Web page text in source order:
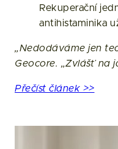
Rekuperační
antihistaminika
„Nedodáváme jen
Geocore. „Zvlášť na
Přečíst článek >>